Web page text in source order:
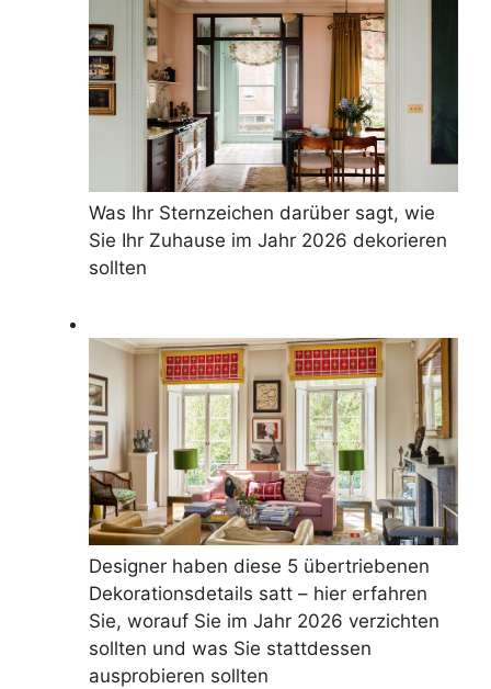
Was Ihr Sternzeichen darüber sagt, wie
Sie Ihr Zuhause im Jahr 2026 dekorieren
sollten
Designer haben diese 5 übertriebenen
Dekorationsdetails satt – hier erfahren
Sie, worauf Sie im Jahr 2026 verzichten
sollten und was Sie stattdessen
ausprobieren sollten